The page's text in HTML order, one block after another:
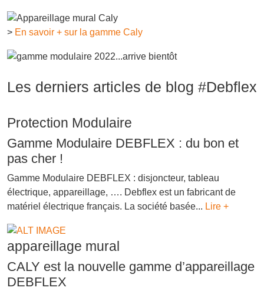
> En savoir + sur la gamme Caly
Les derniers articles de blog #Debflex
Protection Modulaire
Gamme Modulaire DEBFLEX : du bon et
pas cher !
Gamme Modulaire DEBFLEX : disjoncteur, tableau
électrique, appareillage, …. Debflex est un fabricant de
matériel électrique français. La société basée... Lire +
appareillage mural
CALY est la nouvelle gamme d’appareillage
DEBFLEX